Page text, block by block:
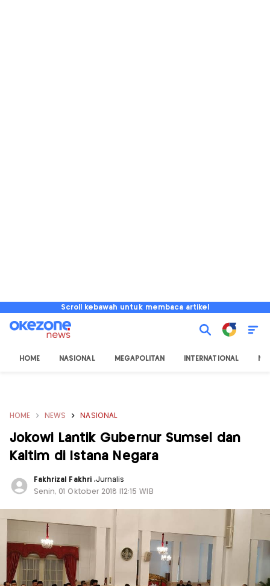
Scroll kebawah untuk membaca artikel
HOME NASIONAL MEGAPOLITAN INTERNATIONAL
HOME NEWS NASIONAL
Jokowi Lantik Gubernur Sumsel dan
Kaltim di Istana Negara
Fakhrizal Fakhri ,Jurnalis
Senin, 01 Oktober 2018 |12:15 WIB